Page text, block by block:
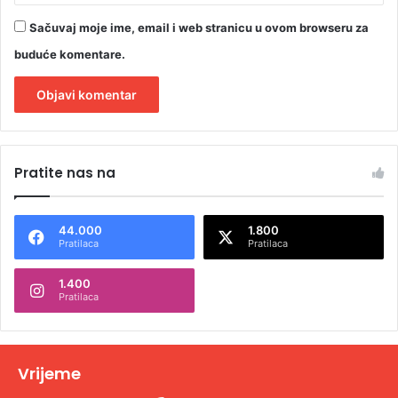
Sačuvaj moje ime, email i web stranicu u ovom browseru za
buduće komentare.
t
n
t
v
Pratite nas na
44.000
Pratilaca
1.800
Pratilaca
1.400
Pratilaca
Vrijeme